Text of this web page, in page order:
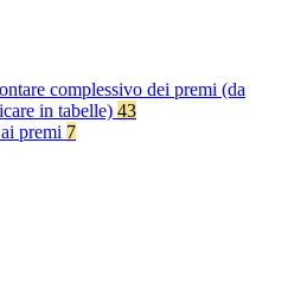
complessivo dei premi (da
in tabelle) 43
premi 7